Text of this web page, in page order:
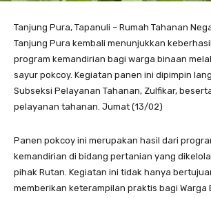
Tanjung Pura, Tapanuli – Rumah Tahanan
Tanjung Pura kembali menunjukkan
program kemandirian bagi warga binaan
sayur pokcoy. Kegiatan panen ini dipimpin
Subseksi Pelayanan Tahanan, Zulfikar,
pelayanan tahanan. Jumat (13/02)
Panen pokcoy ini merupakan hasil dari
kemandirian di bidang pertanian yang
pihak Rutan. Kegiatan ini tidak hanya
memberikan keterampilan praktis bagi Warga